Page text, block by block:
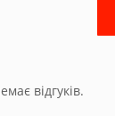
відгуків.